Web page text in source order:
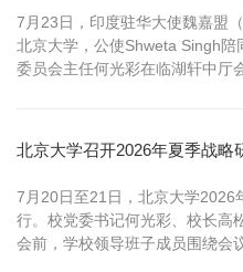
7月23日，印度驻华大使魏嘉盟
北京大学，公使Shweta Singh
委员会主任何光彩在临湖轩中厅
北京大学召开2026年夏季战略
7月20日至21日，北京大学2026
行。校党委书记何光彩、校长高
会前，学校领导班子成员围绕会